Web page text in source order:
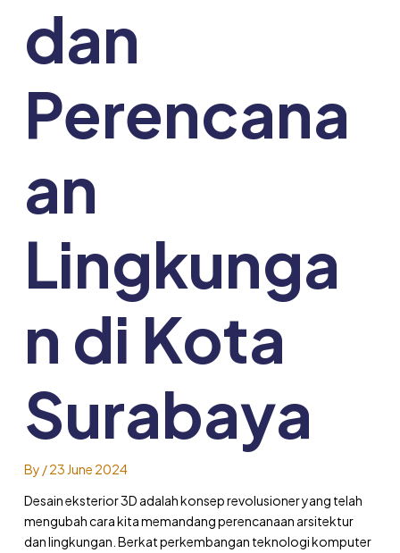
dan
Perencana
an
Lingkunga
n di Kota
Surabaya
By /23 June 2024
Desain eksterior 3D adalah konsep revolusioner yang telah
mengubah cara kita memandang perencanaan arsitektur
dan lingkungan. Berkat perkembangan teknologi komputer